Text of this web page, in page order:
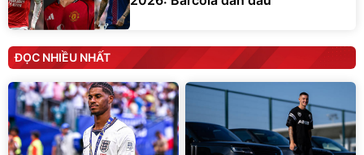
ĐỌC NHIỀU NHẤT